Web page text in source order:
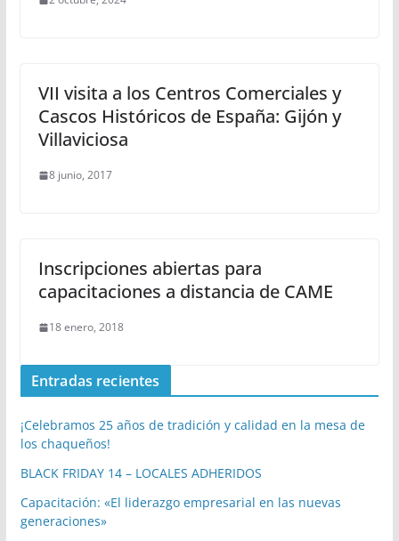
VII visita a los Centros Comerciales y
Cascos Históricos de España: Gijón y
Villaviciosa
8 junio, 2017
Inscripciones abiertas para
capacitaciones a distancia de CAME
18 enero, 2018
Entradas recientes
¡Celebramos 25 años de tradición y calidad en la mesa de
los chaqueños!
BLACK FRIDAY 14 – LOCALES ADHERIDOS
Capacitación: «El liderazgo empresarial en las nuevas
generaciones»